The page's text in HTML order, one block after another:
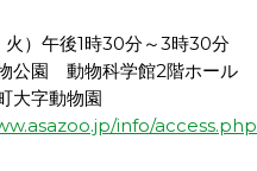
火）午後1時30分～3時30分
公園 動物科学館2階ホール
大字動物園
info/access.php